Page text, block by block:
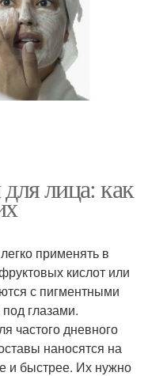
лица: как
применять в
кислот или
с пигментными
глазами.
частого дневного
наносятся на
и быстрее. Их нужно